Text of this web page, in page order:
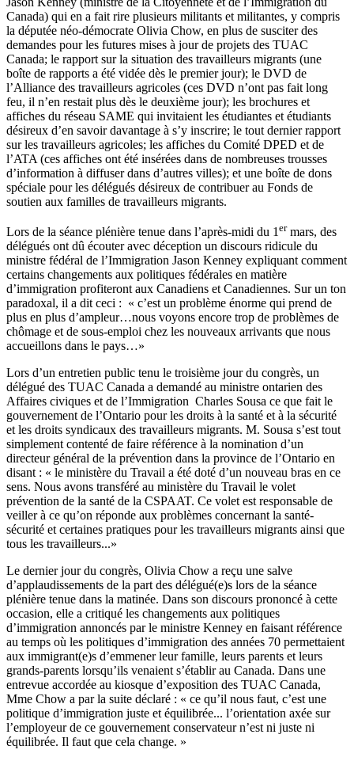
Canada) qui en a fait rire plusieurs militants et militantes, y compris
la députée néo-démocrate Olivia Chow, en plus de susciter des
demandes pour les futures mises à jour de projets des TUAC
Canada; le rapport sur la situation des travailleurs migrants (une
boîte de rapports a été vidée dès le premier jour); le DVD de
l’Alliance des travailleurs agricoles (ces DVD n’ont pas fait long
feu, il n’en restait plus dès le deuxième jour); les brochures et
affiches du réseau SAME qui invitaient les étudiantes et étudiants
désireux d’en savoir davantage à s’y inscrire; le tout dernier rapport
sur les travailleurs agricoles; les affiches du Comité DPED et de
l’ATA (ces affiches ont été insérées dans de nombreuses trousses
d’information à diffuser dans d’autres villes); et une boîte de dons
spéciale pour les délégués désireux de contribuer au Fonds de
soutien aux familles de travailleurs migrants.
Lors de la séance plénière tenue dans l’après-midi du 1 ermars, des
délégués ont dû écouter avec déception un discours ridicule du
ministre fédéral de l’Immigration Jason Kenney expliquant comment
certains changements aux politiques fédérales en matière
d’immigration profiteront aux Canadiens et Canadiennes. Sur un ton
paradoxal, il a dit ceci : « c’est un problème énorme qui prend de
plus en plus d’ampleur…nous voyons encore trop de problèmes de
chômage et de sous-emploi chez les nouveaux arrivants que nous
accueillons dans le pays…»
Lors d’un entretien public tenu le troisième jour du congrès, un
délégué des TUAC Canada a demandé au ministre ontarien des
Affaires civiques et de l’Immigration Charles Sousa ce que fait le
gouvernement de l’Ontario pour les droits à la santé et à la sécurité
et les droits syndicaux des travailleurs migrants. M. Sousa s’est tout
simplement contenté de faire référence à la nomination d’un
directeur général de la prévention dans la province de l’Ontario en
disant : « le ministère du Travail a été doté d’un nouveau bras en ce
sens. Nous avons transféré au ministère du Travail le volet
prévention de la santé de la CSPAAT. Ce volet est responsable de
veiller à ce qu’on réponde aux problèmes concernant la santé-
sécurité et certaines pratiques pour les travailleurs migrants ainsi que
tous les travailleurs...»
Le dernier jour du congrès, Olivia Chow a reçu une salve
d’applaudissements de la part des délégué(e)s lors de la séance
plénière tenue dans la matinée. Dans son discours prononcé à cette
occasion, elle a critiqué les changements aux politiques
d’immigration annoncés par le ministre Kenney en faisant référence
au temps où les politiques d’immigration des années 70 permettaient
aux immigrant(e)s d’emmener leur famille, leurs parents et leurs
grands-parents lorsqu’ils venaient s’établir au Canada. Dans une
entrevue accordée au kiosque d’exposition des TUAC Canada,
Mme Chow a par la suite déclaré : « ce qu’il nous faut, c’est une
politique d’immigration juste et équilibrée... l’orientation axée sur
l’employeur de ce gouvernement conservateur n’est ni juste ni
équilibrée. Il faut que cela change. »